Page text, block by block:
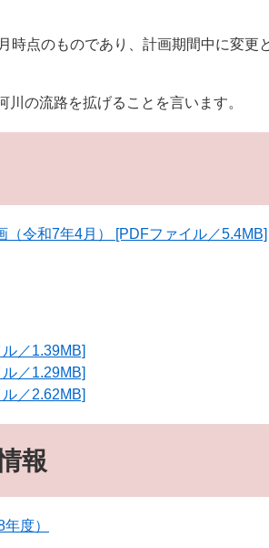
時点のものであり、計画期間中に変更
の流路を拡げることを言います。
令和7年4月） [PDFファイル／5.4MB]
／1.39MB]
／1.29MB]
／2.62MB]
報
度）